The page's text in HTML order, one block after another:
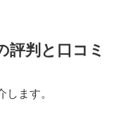
評判と口コミ
ます。